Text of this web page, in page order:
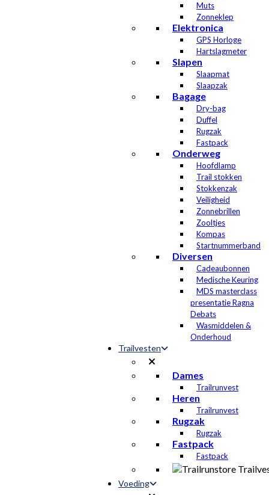
Muts
Zonneklep
Elektronica
GPS Horloge
Hartslagmeter
Slapen
Slaapmat
Slaapzak
Bagage
Dry-bag
Duffel
Rugzak
Fastpack
Onderweg
Hoofdlamp
Trail stokken
Stokkenzak
Veiligheid
Zonnebrillen
Zooltjes
Kompas
Startnummerband
Diversen
Cadeaubonnen
Medische Keuring
MDS masterclass
presentatie Ragna
Debats
Wasmiddelen &
Onderhoud
Trailvesten
Dames
Trailrunvest
Heren
Trailrunvest
Rugzak
Rugzak
Fastpack
Fastpack
Voeding